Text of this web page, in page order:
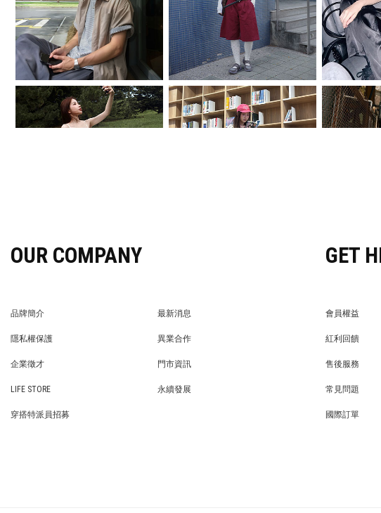
OUR COMPANY
品牌簡介
最新消息
隱私權保護
異業合作
企業徵才
門市資訊
LIFE STORE
永續發展
穿搭特派員招募
GET
會員權益
紅利回饋
售後服務
常見問題
國際訂單